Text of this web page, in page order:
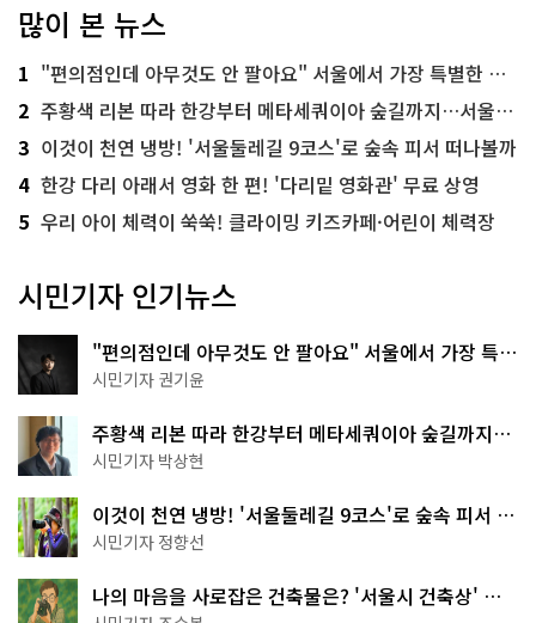
많이 본 뉴스
1 "편의점인데 아무것도 안 팔아요" 서울에서 가장 특별한 편의점의 정체
2 주황색 리본 따라 한강부터 메타세쿼이아 숲길까지…서울둘레길 15코스
3 이것이 천연 냉방! '서울둘레길 9코스'로 숲속 피서 떠나볼까
4 한강 다리 아래서 영화 한 편! '다리밑 영화관' 무료 상영
5 우리 아이 체력이 쑥쑥! 클라이밍 키즈카페·어린이 체력장
시민기자 인기뉴스
"편의점인데 아무것도 안 팔아요" 서울에서 가장 특별
한 편의점의 정체
시민기자 권기윤
주황색 리본 따라 한강부터 메타세쿼이아 숲길까지…
서울둘레길 15코스
시민기자 박상현
이것이 천연 냉방! '서울둘레길 9코스'로 숲속 피서 떠
나볼까
시민기자 정향선
나의 마음을 사로잡은 건축물은? '서울시 건축상' 수